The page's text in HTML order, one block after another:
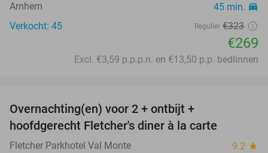
Arnhem 45 min. directions_car
Verkocht: 45 Regulier €323
€269
Excl. €3,59 p.p.p.n. en €13,50 p.p. bedlinnen
Overnachting(en) voor 2 + ontbijt +
hoofdgerecht Fletcher's diner à la carte
Fletcher Parkhotel Val Monte 9.2 star